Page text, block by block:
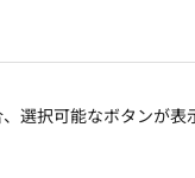
選択可能なボタンが表